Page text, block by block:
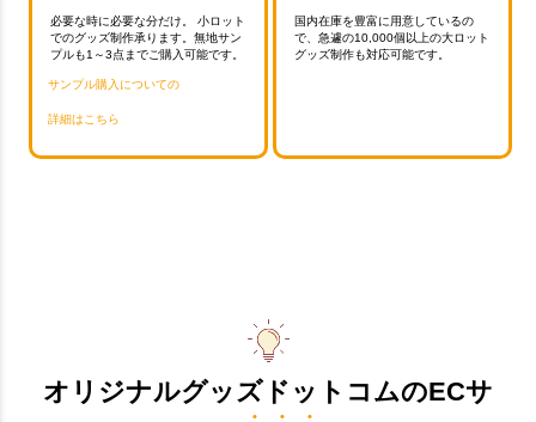
お買い物を続ける
必要な時に必要な分だけ。 小ロット
でのグッズ制作承ります。無地サン
プルも1～3点までご購入可能です。
サンプル購入についての
詳細はこちら
国内在庫を豊富に用意しているの
で、急遽の10,000個以上の大ロット
グッズ制作も対応可能です。
オリジナルグッズドットコムのECサ